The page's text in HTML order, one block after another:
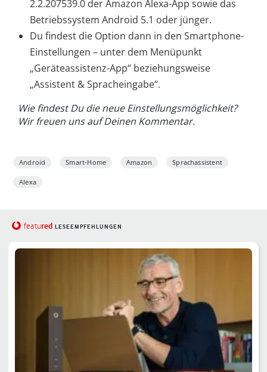
2.2.207539.0 der Amazon Alexa-App sowie das
Betriebssystem Android 5.1 oder jünger.
Du findest die Option dann in den Smartphone-
Einstellungen – unter dem Menüpunkt
„Geräteassistenz-App“ beziehungsweise
„Assistent & Spracheingabe“.
Wie findest Du die neue Einstellungsmöglichkeit?
Wir freuen uns auf Deinen Kommentar.
Android Smart-Home Amazon Sprachassistent
Alexa
featured LESEEMPFEHLUNGEN